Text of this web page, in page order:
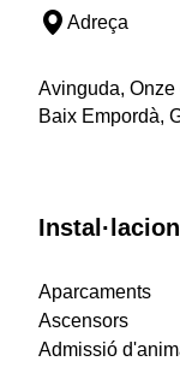
Adreça
Avinguda, Onze
Baix Empordà,
Aparcaments
Ascensors
Admissió